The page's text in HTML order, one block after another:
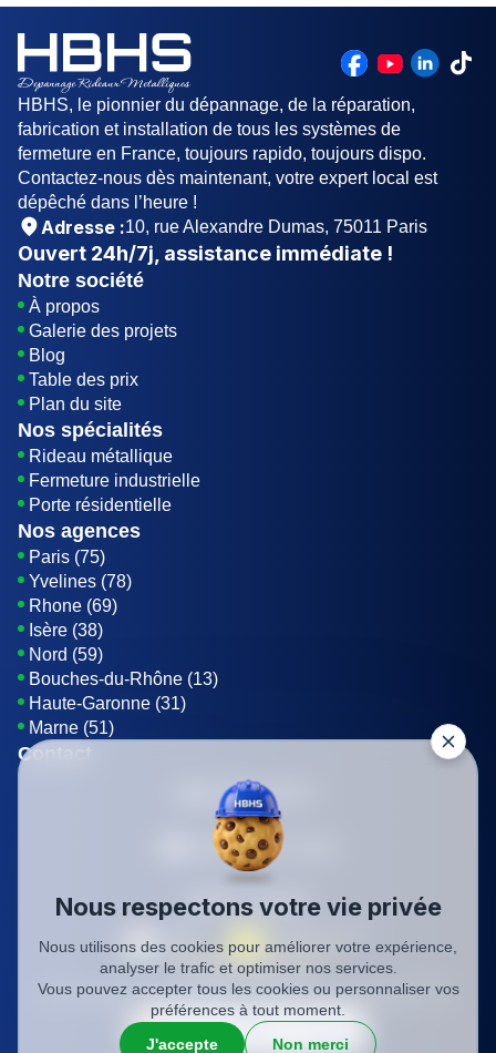
fonctionne, faites appel à un serrurier
professionnel pour ouvrir votre porte de garage
sans endommager la serrure. N'essayez jamais
de forcer votre porte de garage, car cela pourrait
endommager la serrure.
régulièrement par un professionnel. Vous devriez
également toujours avoir une copie de votre clé
de garage à portée de main au cas où vous
perdiez l'originale. Enfin, vous pouvez installer un
système de verrouillage de secours sur votre
porte de garage.
HBHS, le pionnier du dépannage, de la réparation,
fabrication et installation de tous les systèmes de
fermeture en France, toujours rapido, toujours dispo.
Contactez-nous dès maintenant, votre expert local est
dépêché dans l’heure !
Adresse :10, rue Alexandre Dumas, 75011 Paris
Ouvert 24h/7j , assistance immédiate !
Notre société
À propos
Galerie des projets
Blog
Table des prix
Plan du site
Nos spécialités
Rideau métallique
Fermeture industrielle
Porte résidentielle
Nos agences
Paris (75)
Yvelines (78)
Rhone (69)
Isère (38)
Nord (59)
Bouches-du-Rhône (13)
Haute-Garonne (31)
Marne (51)
Contact
01 85 42 08 07
Envoyer un E-mail
Être rappelé
SIREN: 819116823
Charte qualité Mentions légales Politique de confidentialité CGV
Nous respectons votre vie privée
Nous utilisons des cookies pour améliorer votre expérience,
analyser le trafic et optimiser nos services.
Vous pouvez accepter tous les cookies ou personnaliser vos
préférences à tout moment.
J'accepte
Non merci